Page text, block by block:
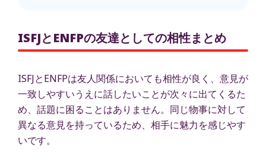
ISFJとENFPの友達としての相性まとめ
ISFJとENFPは友人関係においても相性が良く、意見が
一致しやすいうえに話したいことが次々に出てくるた
め、話題に困ることはありません。同じ物事に対して
異なる意見を持っているため、相手に魅力を感じやす
いです。